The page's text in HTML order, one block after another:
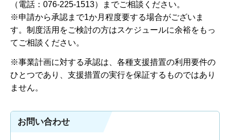
（電話：076-225-1513）までご相談ください。
※申請から承認まで1か月程度要する場合がございま
す。制度活用をご検討の方はスケジュールに余裕をもっ
てご相談ください。
※事業計画に対する承認は、各種支援措置の利用要件の
ひとつであり、支援措置の実行を保証するものではあり
ません。
お問い合わせ